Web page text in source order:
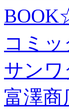
コミ
サンワ
富澤